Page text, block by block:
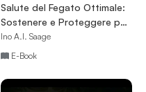
Salute del Fegato Ottimale:
Sostenere e Proteggere per
una Vita Sana
Ino A.I. Saage
E-Book